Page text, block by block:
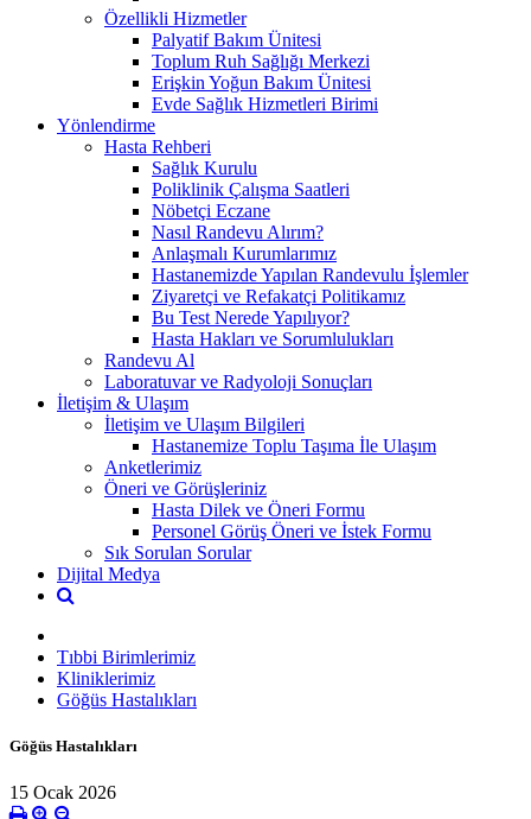
Özellikli Hizmetler
Palyatif Bakım Ünitesi
Toplum Ruh Sağlığı Merkezi
Erişkin Yoğun Bakım Ünitesi
Evde Sağlık Hizmetleri Birimi
Yönlendirme
Hasta Rehberi
Sağlık Kurulu
Poliklinik Çalışma Saatleri
Nöbetçi Eczane
Nasıl Randevu Alırım?
Anlaşmalı Kurumlarımız
Hastanemizde Yapılan Randevulu İşlemler
Ziyaretçi ve Refakatçi Politikamız
Bu Test Nerede Yapılıyor?
Hasta Hakları ve Sorumlulukları
Randevu Al
Laboratuvar ve Radyoloji Sonuçları
İletişim & Ulaşım
İletişim ve Ulaşım Bilgileri
Hastanemize Toplu Taşıma İle Ulaşım
Anketlerimiz
Öneri ve Görüşleriniz
Hasta Dilek ve Öneri Formu
Personel Görüş Öneri ve İstek Formu
Sık Sorulan Sorular
Dijital Medya
Tıbbi Birimlerimiz
Kliniklerimiz
Göğüs Hastalıkları
Göğüs Hastalıkları
15 Ocak 2026